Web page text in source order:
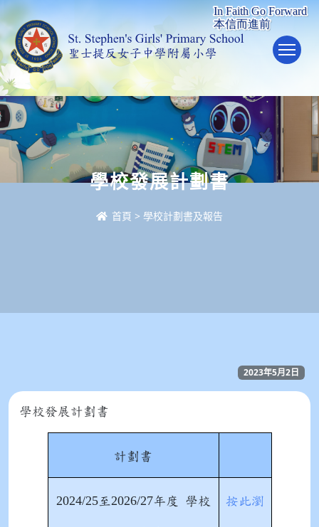
學校發展計劃書
首頁 > 學校計劃書及報告
2023年5月2日
學校發展計劃書
計劃書
2024/25至2026/27年度 學校 按此瀏